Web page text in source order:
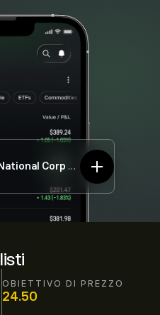
OBIETTIVO DI PREZZO
24.50
Corp SFNC